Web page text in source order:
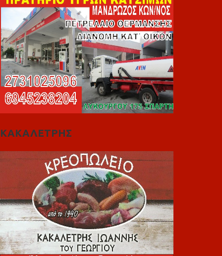
ΚΑΚΑΛΕΤΡΗΣ